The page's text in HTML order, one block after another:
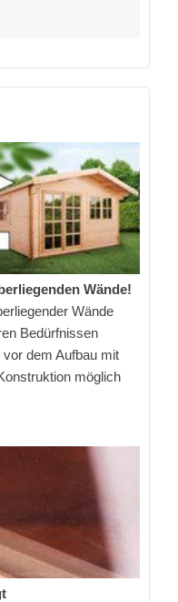
Wände!
Wände
Bedürfnissen
dem Aufbau mit
möglich